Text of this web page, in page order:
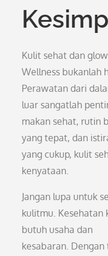
Kulit sehat dan
Wellness bukanlah
Perawatan dari
luar sangatlah
makan sehat, rutin
yang tepat, dan
yang cukup, kulit
kenyataan.
Jangan lupa untuk
kulitmu. Kesehatan
butuh usaha dan
kesabaran.